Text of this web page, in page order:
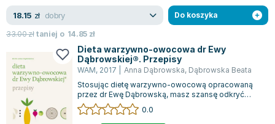
18.15 zł dobry
33.00złtaniej o 14.85 zł
Do koszyka
Dieta warzywno-owocowa dr Ewy
Dąbrowskiej®. Przepisy
WAM, 2017 Anna Dąbrowska, Dąbrowska Beata
Stosując dietę warzywno-owocową opracowaną
przez dr Ewę Dąbrowską, masz szansę odkryć
niezwykłe właściwości pysznych dań, które ni...
0.0